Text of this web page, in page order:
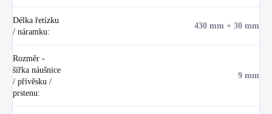
Délka řetízku
/ náramku:
430 mm + 30 mm
Rozměr -
šířka náušnice
/ přívěsku /
prstenu:
9 mm